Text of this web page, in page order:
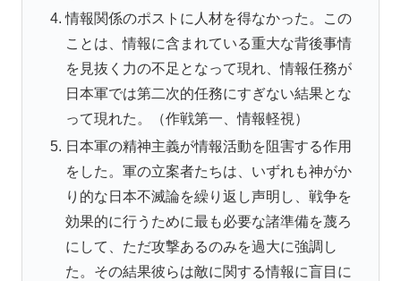
情報関係のポストに人材を得なかった。この
ことは、情報に含まれている重大な背後事情
を見抜く力の不足となって現れ、情報任務が
日本軍では第二次的任務にすぎない結果とな
って現れた。（作戦第一、情報軽視）
日本軍の精神主義が情報活動を阻害する作用
をした。軍の立案者たちは、いずれも神がか
り的な日本不滅論を繰り返し声明し、戦争を
効果的に行うために最も必要な諸準備を蔑ろ
にして、ただ攻撃あるのみを過大に強調し
た。その結果彼らは敵に関する情報に盲目に